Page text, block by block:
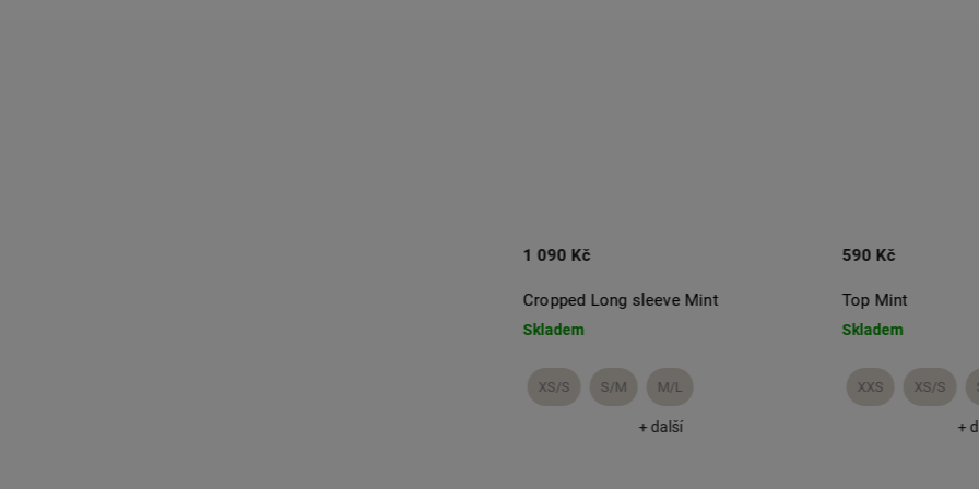
Cropped Long sleeve Mint
Skladem
1 090 Kč
S/M M/L
Top Mint
Skladem
XS/S S/M